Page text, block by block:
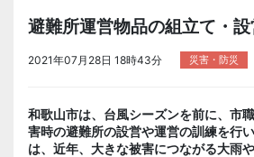
避難所運営物品の組立て・
2021年07月28日 18時43分 災害・防災
和歌山市は、台風シーズンを前に、市
害時の避難所の設営や運営の訓練を行
は、近年、大きな被害につながる大雨